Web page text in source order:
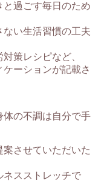
過ごす毎日のため
ない生活習慣の工夫
策レシピなど、
ーションが記載さ
体の不調は自分で手
させていただいた
ネスストレッチで